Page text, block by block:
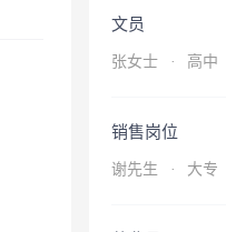
文员
张女士 · 高中
销售岗位
谢先生 · 大专